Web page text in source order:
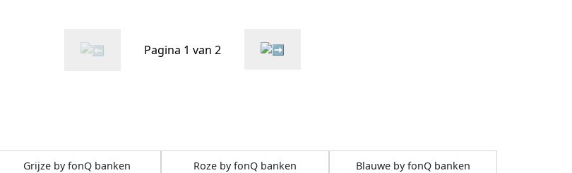
Pagina 1 van 2
Grijze by fonQ banken Roze by fonQ banken Blauwe by fonQ banken